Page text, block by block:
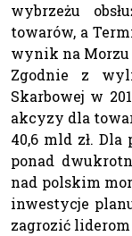
wybrzeżu
towarów, a
wynik na Morzu
Zgodnie z
Skarbowej w
akcyzy dla
40,6 mld zł.
ponad
nad polskim
inwestycje
zagrozić